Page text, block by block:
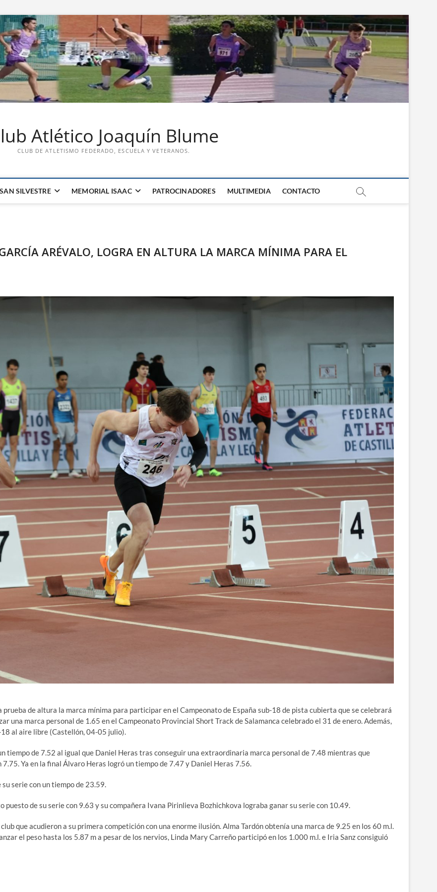
Atlético Joaquín Blume
CLUB DE ATLETISMO FEDERADO, ESCUELA Y VETERANOS.
SAN SILVESTRE MEMORIAL ISAAC PATROCINADORES MULTIMEDIA CONTACTO
ARÉVALO, LOGRA EN ALTURA LA MARCA MÍNIMA PARA EL
de altura la marca mínima para participar en el Campeonato de España sub-18 de pista cubierta que se celebrará
una marca personal de 1.65 en el Campeonato Provincial Short Track de Salamanca celebrado el 31 de enero. Además,
18 al aire libre (Castellón, 04-05 julio).
tiempo de 7.52 al igual que Daniel Heras tras conseguir una extraordinaria marca personal de 7.48 mientras que
Ya en la final Álvaro Heras logró un tiempo de 7.47 y Daniel Heras 7.56.
serie con un tiempo de 23.59.
puesto de su serie con 9.63 y su compañera Ivana Pirinlieva Bozhichkova lograba ganar su serie con 10.49.
que acudieron a su primera competición con una enorme ilusión. Alma Tardón obtenía una marca de 9.25 en los 60 m.l.
el peso hasta los 5.87 m a pesar de los nervios, Linda Mary Carreño participó en los 1.000 m.l. e Iria Sanz consiguió